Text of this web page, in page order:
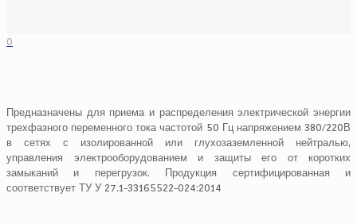
0
Предназначены для приема и распределения электрической энергии
трехфазного переменного тока частотой 50 Гц напряжением 380/220В
в сетях с изолированной или глухозаземленной нейтралью,
управления электрооборудованием и защиты его от коротких
замыканий и перегрузок. Продукция сертифицированная и
соответствует ТУ У 27.1-33165522-024:2014